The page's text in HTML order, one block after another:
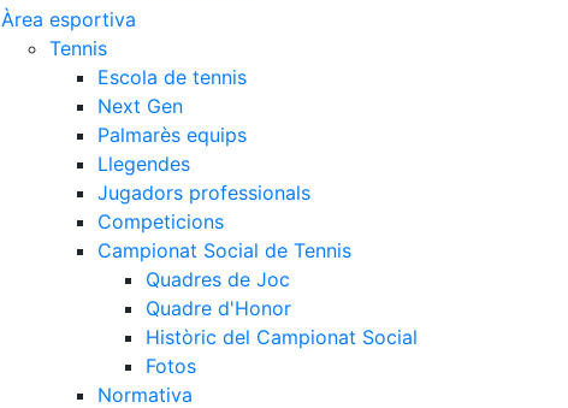
Àrea esportiva
Tennis
Escola de tennis
Next Gen
Palmarès equips
Llegendes
Jugadors professionals
Competicions
Campionat Social de Tennis
Quadres de Joc
Quadre d'Honor
Històric del Campionat Social
Fotos
Normativa